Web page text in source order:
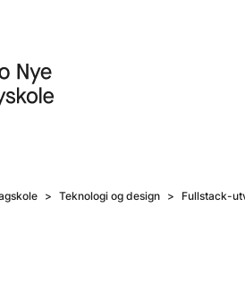
Teknologi og design Fullstack-